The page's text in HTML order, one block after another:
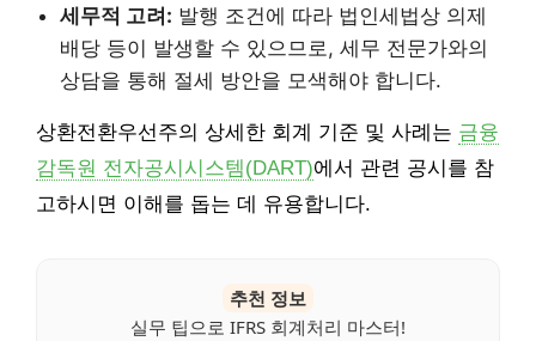
세무적 고려: 발행 조건에 따라 법인세법상 의제
배당 등이 발생할 수 있으므로, 세무 전문가와의
상담을 통해 절세 방안을 모색해야 합니다.
상환전환우선주의 상세한 회계 기준 및 사례는 금융
감독원 전자공시시스템(DART)에서 관련 공시를 참
고하시면 이해를 돕는 데 유용합니다.
추천 정보
실무 팁으로 IFRS 회계처리 마스터!